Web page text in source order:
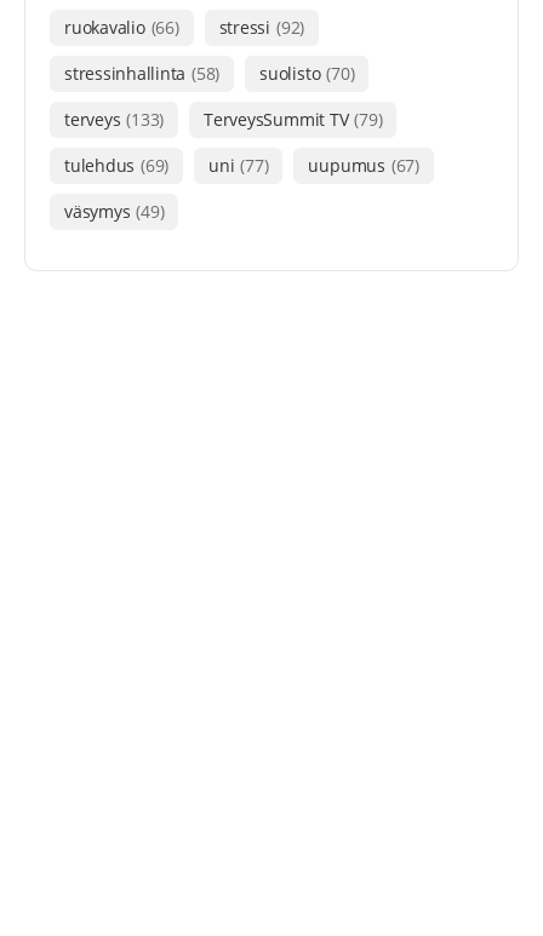
ruokavalio (66) stressi (92)
stressinhallinta (58) suolisto (70)
terveys (133) TerveysSummit TV (79)
tulehdus (69) uni (77) uupumus (67)
väsymys (49)